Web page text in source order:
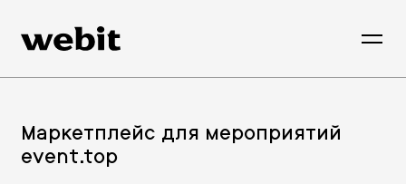
Маркетплейс для мероприятий
event.top